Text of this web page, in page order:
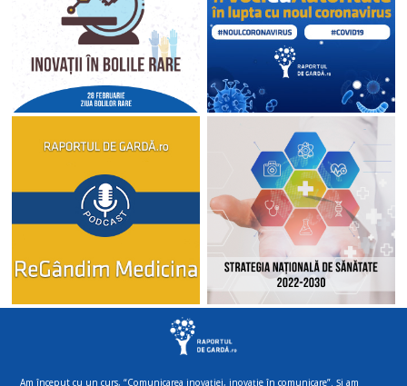
Am început cu un curs, “Comunicarea inovației, inovație în comunicare”. Și am